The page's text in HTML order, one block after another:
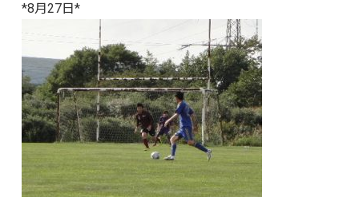
*8月27日*